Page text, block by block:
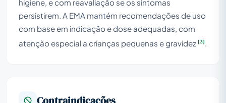
higiene, e com reavaliação se os sintomas
persistirem. A EMA mantém recomendações de uso
com base em indicação e dose adequadas, com
atenção especial a crianças pequenas e gravidez [3]